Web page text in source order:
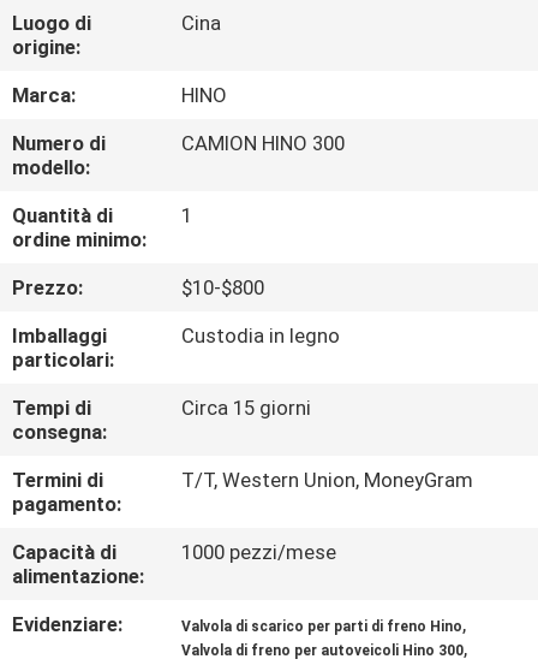
GIRO
DELLA
FABBRICA
CONTROLLO
DI
QUALITÀ
CONTATTICI
NOTIZIE
RICHIEDA
UNA
CITAZIONE
Luogo di
origine:
Cina
Marca:
HINO
Numero di
modello:
CAMION HINO 300
Quantità di
ordine minimo:
1
Prezzo:
$10-$800
Imballaggi
particolari:
Custodia in legno
Tempi di
consegna:
Circa 15 giorni
Termini di
pagamento:
T/T, Western Union, MoneyGram
Capacità di
alimentazione:
1000 pezzi/mese
Evidenziare: Valvola di scarico per parti di freno Hino,
Valvola di freno per autoveicoli Hino 300,